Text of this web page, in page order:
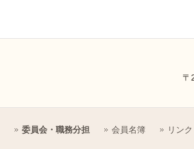
〒
委員会・職務分担 会員名簿 リンク